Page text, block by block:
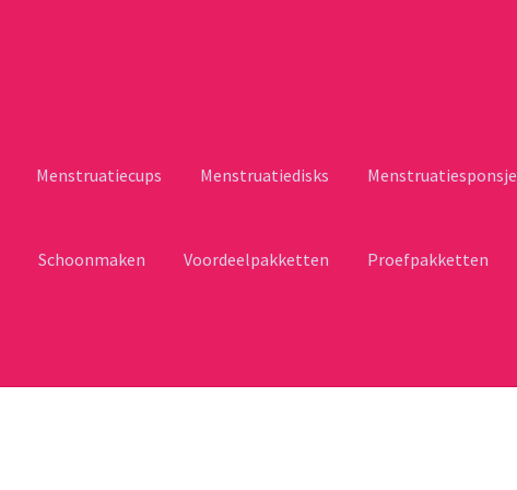
Menstruatiecups Menstruatiedisks
Schoonmaken Voordeelpakketten Proefpakketten